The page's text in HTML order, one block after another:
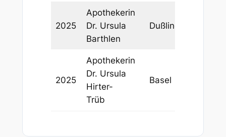
2025
Apothekerin
Dr. Ursula
Barthlen
Dußlingen
2025
Apothekerin
Dr. Ursula
Hirter-
Trüb
Basel